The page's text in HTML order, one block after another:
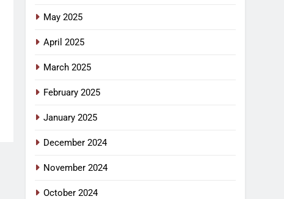
May 2025
April 2025
March 2025
February 2025
January 2025
December 2024
November 2024
October 2024